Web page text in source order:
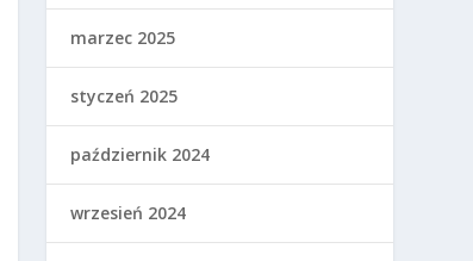
marzec 2025
styczeń 2025
październik 2024
wrzesień 2024